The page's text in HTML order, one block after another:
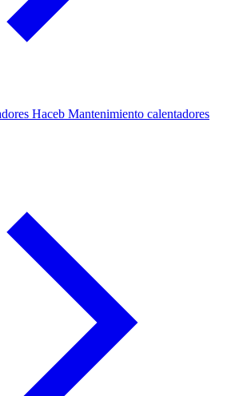
Haceb Mantenimiento calentadores